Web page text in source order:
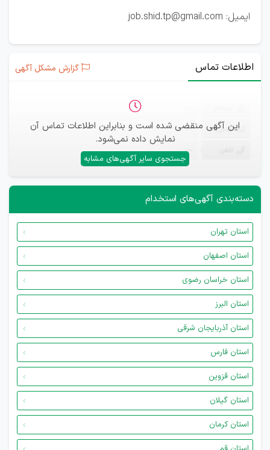
ایمیل: job.shid.tp@gmail.com
اطلاعات تماس گزارش مشکل آگهی
این آگهی منقضی شده است و بنابراین اطلاعات تماس آن
نمایش داده نمی‌شود.
جستجوی سایر آگهی‌های مشابه
ایمیل —
—
دسته‌بندی آگهی‌های استخدام
استان تهران
استان اصفهان
استان خراسان رضوی
استان البرز
استان آذربایجان شرقی
استان فارس
استان قزوین
استان گیلان
استان کرمان